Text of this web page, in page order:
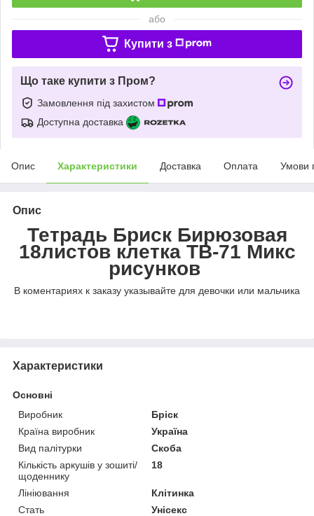
або
Купити з
Що таке купити з Пром?
Замовлення під захистом
Доступна доставка
Опис Характеристики Доставка Оплата Умови
Опис
Тетрадь Бриск Бирюзовая
18листов клетка ТВ-71 Микс
рисунков
В коментариях к заказу указывайте для девочки или мальчика
Характеристики
Основні
Виробник
Бріск
Країна виробник
Україна
Вид палітурки
Скоба
Кількість аркушів у зошиті/
щоденнику
18
Лініювання
Клітинка
Стать
Унісекс